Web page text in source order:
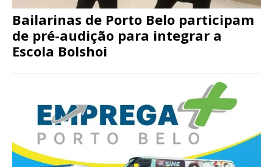
Bailarinas de Porto Belo participam
de pré-audição para integrar a
Escola Bolshoi